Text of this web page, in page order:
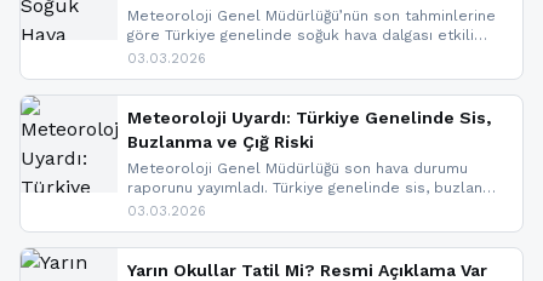
Meteoroloji Genel Müdürlüğü’nün son tahminlerine
göre Türkiye genelinde soğuk hava dalgası etkili
oluyor. Birçok il için kar yağışı ve buzlanma uyarısı
03.03.2026
Meteoroloji Uyardı: Türkiye Genelinde Sis,
Buzlanma ve Çığ Riski
Meteoroloji Genel Müdürlüğü son hava durumu
raporunu yayımladı. Türkiye genelinde sis, buzlanma
ve don beklenirken Doğu Anadolu ve Doğu
yapıldı. İşte son dakika meteoroloji gelişmeleri.
03.03.2026
Yarın Okullar Tatil Mi? Resmi Açıklama Var